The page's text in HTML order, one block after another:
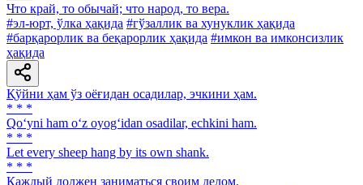
Что край, то обычай; что народ, то вера.
#эл-юрт, ўлка ҳақида #гўзаллик ва хунуклик ҳақида
#барқарорлик ва беқарорлик ҳақида #имкон ва имконсизлик
ҳақида
Қўйни ҳам ўз оёғидан осадилар, эчкини ҳам.
* * *
Qo‘yni ham o‘z oyog‘idan osadilar, echkini ham.
* * *
Let every sheep hang by its own shank.
* * *
Каждый должен заниматься своим делом.